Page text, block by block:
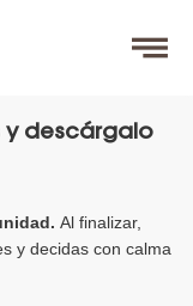
y descárgalo
Al finalizar,
y decidas con calma